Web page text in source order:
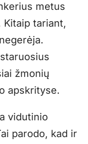
metus
Kitaip tariant,
žmonių
apskrityse.
vidutinio
parodo, kad ir